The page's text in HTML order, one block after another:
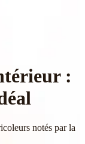
:
notés par la